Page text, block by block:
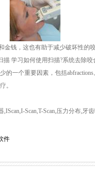
钱，这也有助于减少破坏性的
学习如何使用扫描?系统去除
一个重要因素，包括
。
Scan,T-Scan,压力分布,牙
件